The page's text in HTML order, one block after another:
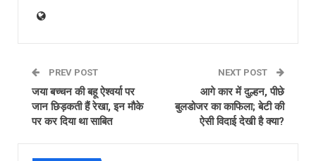
PREV POST
जया बच्चन की बहू ऐश्वर्या पर
जान छिड़कती हैं रेखा, इन मौके
पर कर दिया था साबित
NEXT POST
आगे कार में दुल्हन, पीछे
बुलडोजर का काफिला; बेटी की
ऐसी विदाई देखी है क्या?